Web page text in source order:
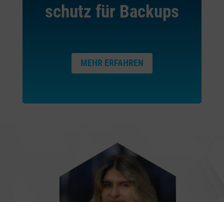
schutz für Backups
MEHR ERFAHREN